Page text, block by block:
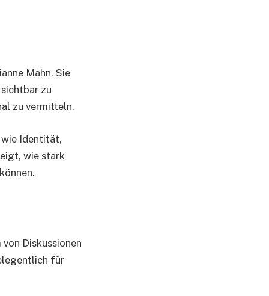
Mahn. Sie
zu
zu vermitteln.
wie Identität,
wie stark
Diskussionen
für